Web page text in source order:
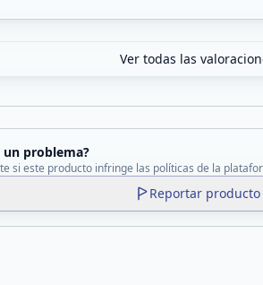
Ver todas las
un problema?
si este producto infringe las políticas de la
Reportar producto